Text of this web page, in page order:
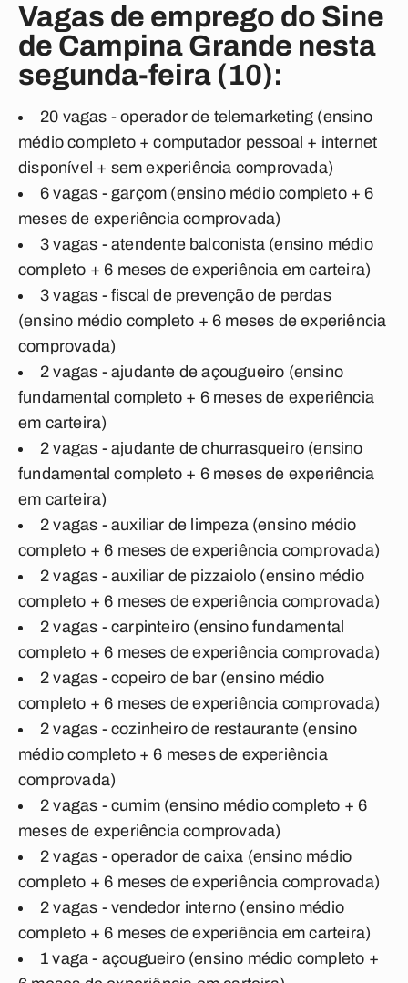
Vagas de emprego do Sine
de Campina Grande nesta
segunda-feira (10):
20 vagas - operador de telemarketing (ensino
médio completo + computador pessoal + internet
disponível + sem experiência comprovada)
6 vagas - garçom (ensino médio completo + 6
meses de experiência comprovada)
3 vagas - atendente balconista (ensino médio
completo + 6 meses de experiência em carteira)
3 vagas - fiscal de prevenção de perdas
(ensino médio completo + 6 meses de experiência
comprovada)
2 vagas - ajudante de açougueiro (ensino
fundamental completo + 6 meses de experiência
em carteira)
2 vagas - ajudante de churrasqueiro (ensino
fundamental completo + 6 meses de experiência
em carteira)
2 vagas - auxiliar de limpeza (ensino médio
completo + 6 meses de experiência comprovada)
2 vagas - auxiliar de pizzaiolo (ensino médio
completo + 6 meses de experiência comprovada)
2 vagas - carpinteiro (ensino fundamental
completo + 6 meses de experiência comprovada)
2 vagas - copeiro de bar (ensino médio
completo + 6 meses de experiência comprovada)
2 vagas - cozinheiro de restaurante (ensino
médio completo + 6 meses de experiência
comprovada)
2 vagas - cumim (ensino médio completo + 6
meses de experiência comprovada)
2 vagas - operador de caixa (ensino médio
completo + 6 meses de experiência comprovada)
2 vagas - vendedor interno (ensino médio
completo + 6 meses de experiência em carteira)
1 vaga - açougueiro (ensino médio completo +